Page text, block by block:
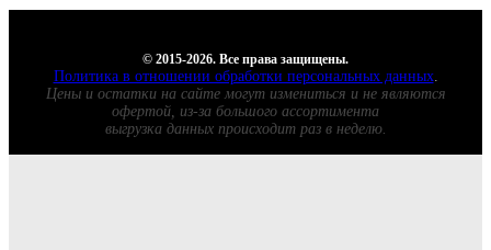
© 2015-2026. Все права защищены.
Политика в отношении обработки персональных данных.
Цены и остатки на сайте могут измениться и не являются
офертой, из-за большого ассортимента
выгрузка данных происходит раз в неделю.